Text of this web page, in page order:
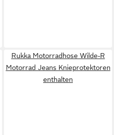
Rukka Motorradhose Wilde-R
Motorrad Jeans Knieprotektoren
enthalten